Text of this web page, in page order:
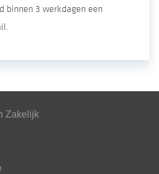
binnen 3 werkdagen een
Zakelijk